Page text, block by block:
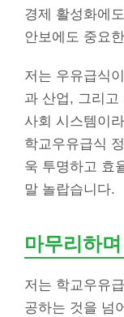
경제 활성화에
안보에도 중요
저는 우유급식
과 산업, 그리고
사회 시스템이
학교우유급식
욱 투명하고 효
말 놀랍습니다.
마무리하며
저는 학교우유
공하는 것을 넘